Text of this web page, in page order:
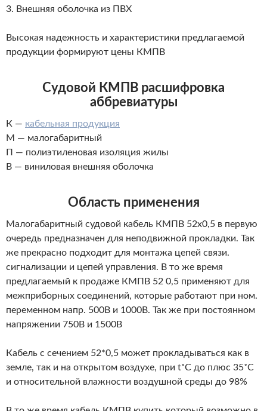
3. Внешняя оболочка из ПВХ
Высокая надежность и характеристики предлагаемой
продукции формируют цены КМПВ
Судовой КМПВ расшифровка
аббревиатуры
К — кабельная продукция
М — малогабаритный
П — полиэтиленовая изоляция жилы
В — виниловая внешняя оболочка
Область применения
Малогабаритный судовой кабель КМПВ 52х0,5 в первую
очередь предназначен для неподвижной прокладки. Так
же прекрасно подходит для монтажа цепей связи.
сигнализации и цепей управления. В то же время
предлагаемый к продаже КМПВ 52 0,5 применяют для
межприборных соединений, которые работают при ном.
переменном напр. 500В и 1000В. Так же при постоянном
напряжении 750В и 1500В
Кабель с сечением 52*0,5 может прокладываться как в
земле, так и на открытом воздухе, при t˚С до плюс 35˚С
и относительной влажности воздушной среды до 98%